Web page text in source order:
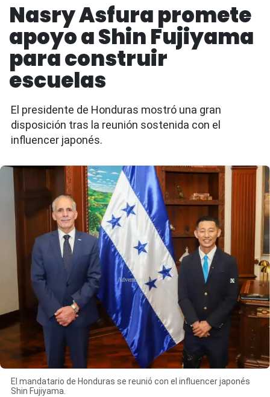
Nasry Asfura promete
apoyo a Shin Fujiyama
para construir
escuelas
El presidente de Honduras mostró una gran
disposición tras la reunión sostenida con el
influencer japonés.
El mandatario de Honduras se reunió con el influencer japonés
Shin Fujiyama.
X
X